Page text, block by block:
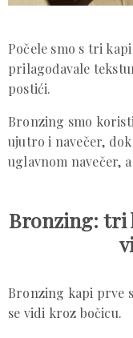
Počele smo s tri
prilagođavale
postići.
Bronzing smo
ujutro i navečer,
uglavnom navečer,
Bronzing: tri
Bronzing kapi prve
se vidi kroz bočicu.